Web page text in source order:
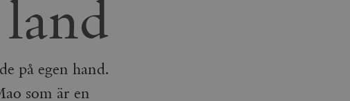
på egen hand.
som är en